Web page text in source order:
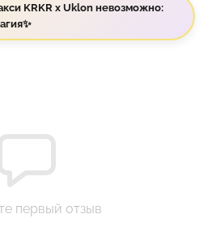
KRKR x Uklon невозможно:
✨
первый отзыв